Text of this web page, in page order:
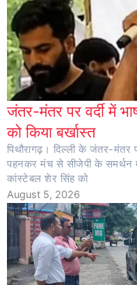
जंतर-मंतर पर वर्दी में
को किया बर्खास्त
पिथौरागढ़। दिल्ली के जंतर-मंतर
पहनकर मंच से सीजेपी के समर्थन में
कांस्टेबल शेर सिंह को
August 5, 2026